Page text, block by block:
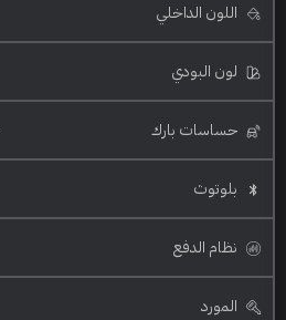
اللون الداخلي
لون البودي
حساسات بارك
بلوتوث
نظام الدفع
المورد